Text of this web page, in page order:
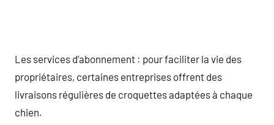
Les services d’abonnement : pour faciliter la vie des
propriétaires, certaines entreprises offrent des
livraisons régulières de croquettes adaptées à chaque
chien.